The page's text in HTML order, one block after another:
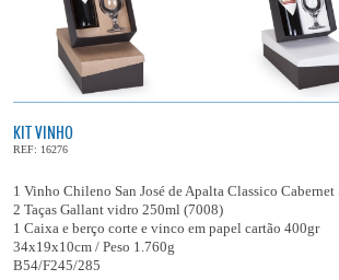
KIT VINHO
REF: 16276
1 Vinho Chileno San José de Apalta Classico
2 Taças Gallant vidro 250ml (7008)
1 Caixa e berço corte e vinco em papel cartão 400gr
34x19x10cm / Peso 1.760g
B54/F245/285